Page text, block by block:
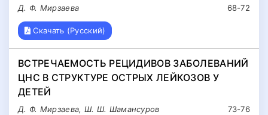
68-72
Д. Ф. Мирзаева
Скачать (Русский)
ВСТРЕЧАЕМОСТЬ РЕЦИДИВОВ ЗАБОЛЕВАНИЙ
ЦНС В СТРУКТУРЕ ОСТРЫХ ЛЕЙКОЗОВ У
ДЕТЕЙ
73-76
Д. Ф. Мирзаева, Ш. Ш. Шамансуров